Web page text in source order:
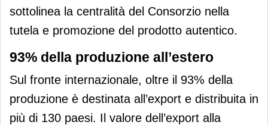
sottolinea la centralità del Consorzio nella
tutela e promozione del prodotto autentico.
93% della produzione all’estero
Sul fronte internazionale, oltre il 93% della
produzione è destinata all’export e distribuita in
più di 130 paesi. Il valore dell’export alla